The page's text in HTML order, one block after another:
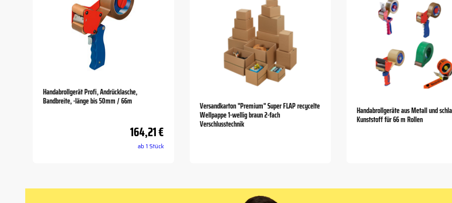
Handabrollgerät Profi, Andrücklasche,
Bandbreite, -länge bis 50mm / 66m
164,21 €
ab 1 Stück
Versandkarton "Premium" Super FLAP recycelte
Wellpappe 1-wellig braun 2-fach
Verschlusstechnik
Handabrollgeräte aus Metall und
Kunststoff für 66 m Rollen